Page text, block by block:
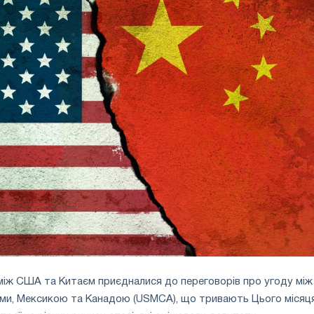
між США та Китаєм приєдналися до переговорів про угоду між
Мексикою та Канадою (USMCA), що тривають Цього